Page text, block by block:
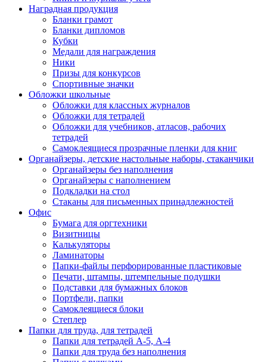
Наградная продукция
Бланки грамот
Бланки дипломов
Кубки
Медали для награждения
Ники
Призы для конкурсов
Спортивные значки
Обложки школьные
Обложки для классных журналов
Обложки для тетрадей
Обложки для учебников, атласов, рабочих
тетрадей
Самоклеящиеся прозрачные пленки для книг
Органайзеры, детские настольные наборы, стаканчики
Органайзеры без наполнения
Органайзеры с наполнением
Подкладки на стол
Стаканы для письменных принадлежностей
Офис
Бумага для оргтехники
Визитницы
Калькуляторы
Ламинаторы
Папки-файлы перфорированные пластиковые
Печати, штампы, штемпельные подушки
Подставки для бумажных блоков
Портфели, папки
Самоклеящиеся блоки
Степлер
Папки для труда, для тетрадей
Папки для тетрадей А-5, А-4
Папки для труда без наполнения